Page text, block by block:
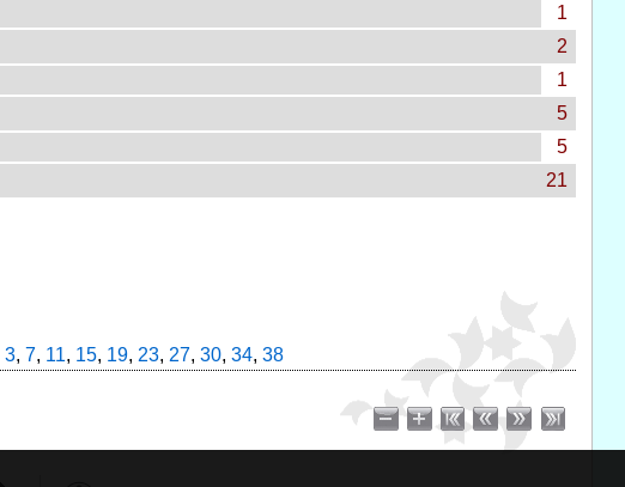
1
2
1
5
5
21
3, 7, 11, 15, 19, 23, 27, 30, 34, 38